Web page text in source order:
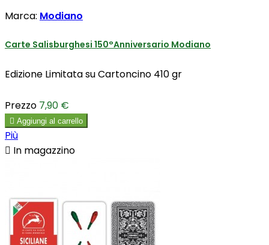
Marca: Modiano
Carte Salisburghesi 150°Anniversario Modiano
Edizione Limitata su Cartoncino 410 gr
Prezzo 7,90 €
 Aggiungi al carrello
Più
 In magazzino